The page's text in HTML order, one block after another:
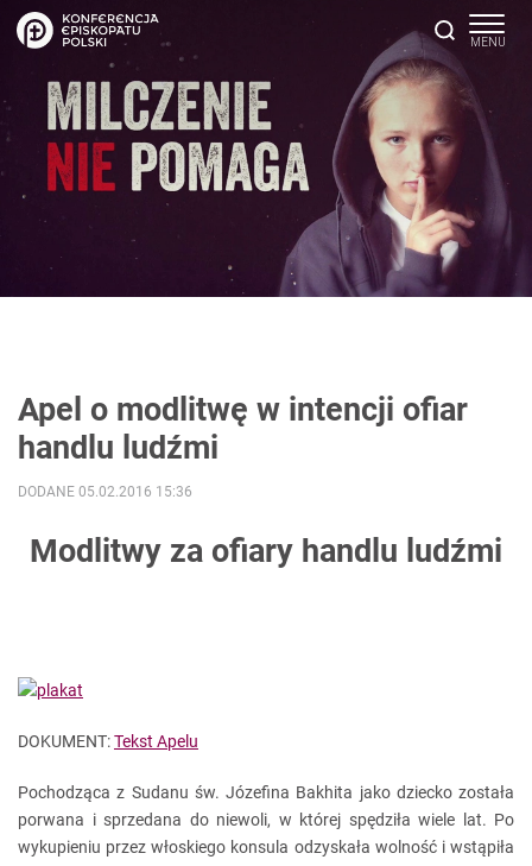
Apel o modlitwę w intencji ofiar
handlu ludźmi
DODANE 05.02.2016 15:36
DOKUMENT:Tekst Apelu
Pochodząca z Sudanu św. Józefina Bakhita jako dziecko została
porwana i sprzedana do niewoli, w której spędziła wiele lat. Po
wykupieniu przez włoskiego konsula odzyskała wolność i wstąpiła
Modlitwy za ofiary handlu ludźmi